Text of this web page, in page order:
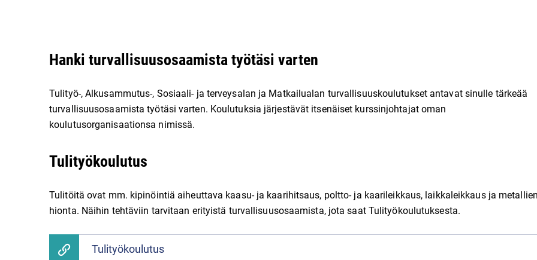
Hanki turvallisuusosaamista työtäsi varten
Tulityö-, Alkusammutus-, Sosiaali- ja terveysalan ja Matkailualan turvallisuuskoulutukset antavat sinulle tärkeää
turvallisuusosaamista työtäsi varten. Koulutuksia järjestävät itsenäiset kurssinjohtajat oman
koulutusorganisaationsa nimissä.
Tulityökoulutus
Tulitöitä ovat mm. kipinöintiä aiheuttava kaasu- ja kaarihitsaus, poltto- ja kaarileikkaus, laikkaleikkaus ja
hionta. Näihin tehtäviin tarvitaan erityistä turvallisuusosaamista, jota saat Tulityökoulutuksesta.
Tulityökoulutus